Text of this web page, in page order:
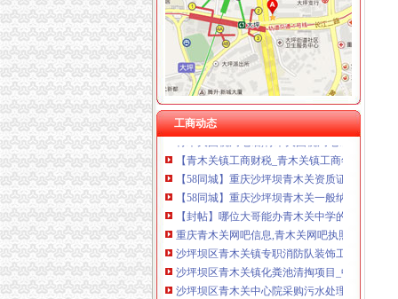
工商动态
wyk/MailingLists
第03章_大薮春彦《叛逆者》
钟表馆幽灵-和谐惊悚剧-大众点评社区
街道办书记效能建设先进事迹.doc_淘豆网
[关联交易]佛塑科技：非公开发行股份购买资
【青木关镇证件代办_青木关镇证件代办公司_
青木关国税局电话,青木关国税局电话帖子问答
【58同城】重庆沙坪坝青木关资质证书办理_
【58同城】重庆沙坪坝青木关一般纳税人申请
【封帖】哪位大哥能办青木关中学的高中毕业
重庆青木关网吧信息,青木关网吧执照转让信息
沙坪坝区青木关镇专职消防队装饰工程（二次
沙坪坝区青木关镇化粪池清掏项目_中国招标网
沙坪坝区青木关中心院采购污水处理工程项目-
【青木关办公耗材】-今题青木关办公耗材网